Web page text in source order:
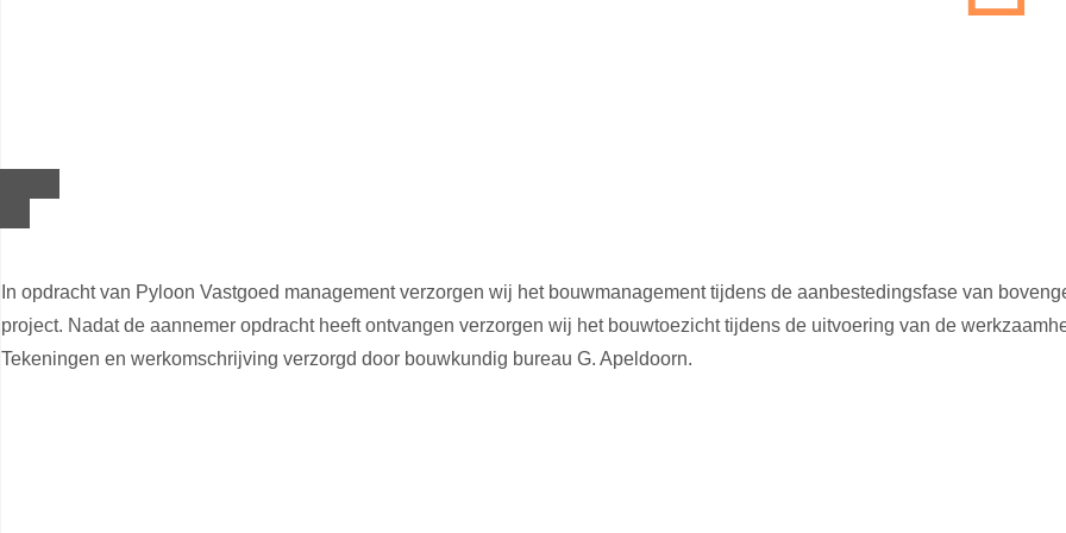
In opdracht van Pyloon Vastgoed management verzorgen wij het bouwmanagement tijdens de aanbestedingsfase van
project. Nadat de aannemer opdracht heeft ontvangen verzorgen wij het bouwtoezicht tijdens de uitvoering van de
Tekeningen en werkomschrijving verzorgd door bouwkundig bureau G. Apeldoorn.